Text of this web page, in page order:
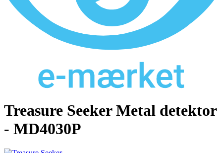
Treasure Seeker Metal detektor
- MD4030P